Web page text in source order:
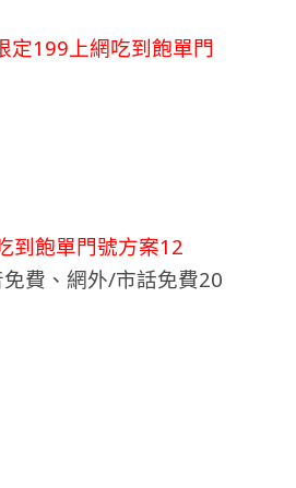
定199上網吃到飽單門
到飽單門號方案12
費、網外/市話免費20